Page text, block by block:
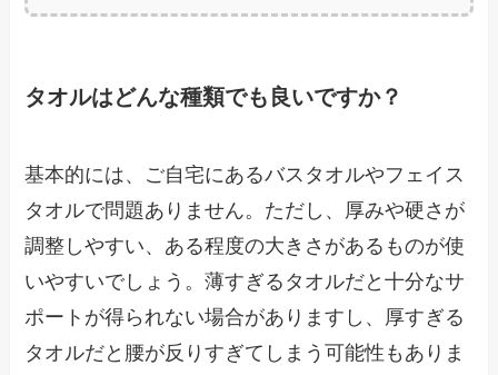
タオルはどんな種類でも良いですか？
基本的には、ご自宅にあるバスタオルやフェイス
タオルで問題ありません。ただし、厚みや硬さが
調整しやすい、ある程度の大きさがあるものが使
いやすいでしょう。薄すぎるタオルだと十分なサ
ポートが得られない場合がありますし、厚すぎる
タオルだと腰が反りすぎてしまう可能性もありま